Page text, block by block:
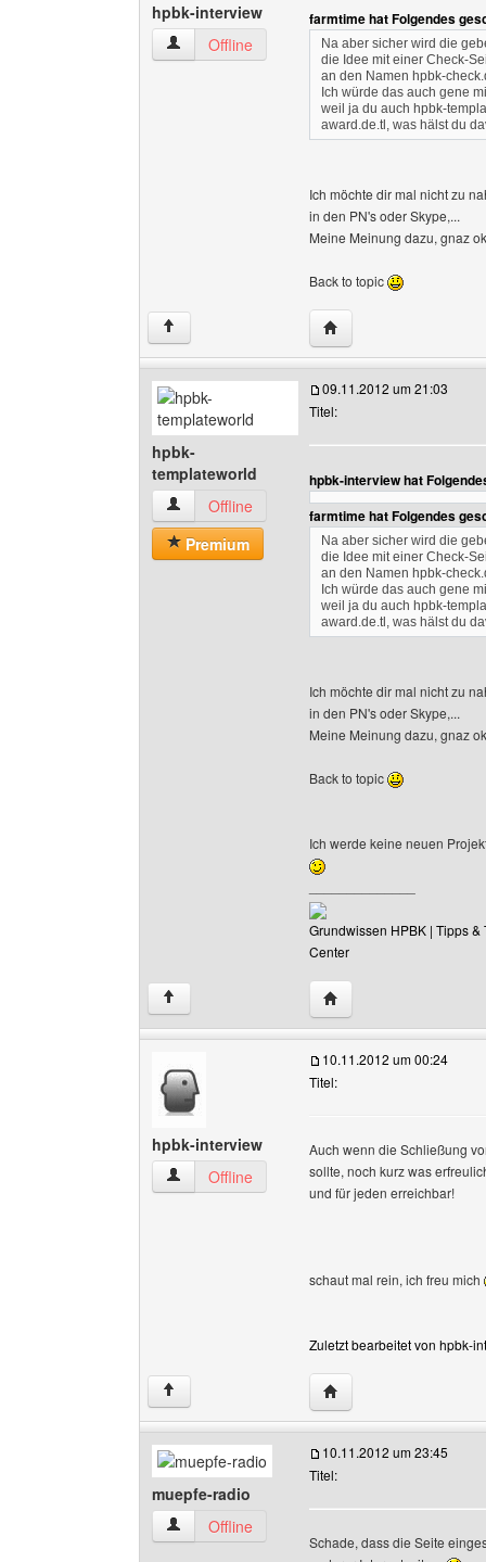
hpbk-interview
hpbk-interview Benutzer-Profile anzeigen
Offline
farmtime hat Folgendes
Na aber sicher wird die
die Idee mit einer Check-
an den Namen hpbk-
Ich würde das auch gene
weil ja du auch hpbk-
award.de.tl, was hälst du
Ich möchte dir mal nicht zu
in den PN's oder Skype,...
Meine Meinung dazu, gnaz
Back to topic
↑ Website dieses
hpbk-
templateworld
hpbk-templateworld Benutzer-Profile anzeigen
Offline
Premium
09.11.2012 um 21:03
Titel:
hpbk-interview hat
farmtime hat Folgendes
Na aber sicher wird die
die Idee mit einer Check-
an den Namen hpbk-
Ich würde das auch gene
weil ja du auch hpbk-
award.de.tl, was hälst du
Ich möchte dir mal nicht zu
in den PN's oder Skype,...
Meine Meinung dazu, gnaz
Back to topic
Ich werde keine neuen
Grundwissen HPBK | Tipps &
Center
↑ Website dieses
hpbk-interview
hpbk-interview Benutzer-Profile anzeigen
Offline
10.11.2012 um 00:24
Titel:
Auch wenn die Schließung
sollte, noch kurz was
und für jeden erreichbar!
schaut mal rein, ich freu mich
Zuletzt bearbeitet von hpbk-
↑ Website dieses
muepfe-radio
muepfe-radio Benutzer-Profile anzeigen
Offline
10.11.2012 um 23:45
Titel:
Schade, dass die Seite